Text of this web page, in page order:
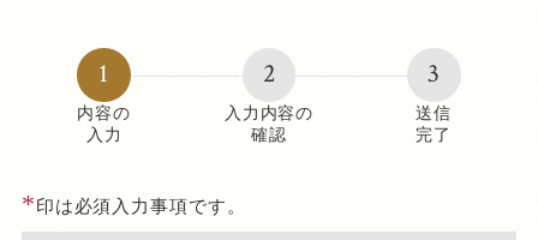
1
内容の
入力
2
入力内容の
確認
3
送信
完了
*印は必須入力事項です。